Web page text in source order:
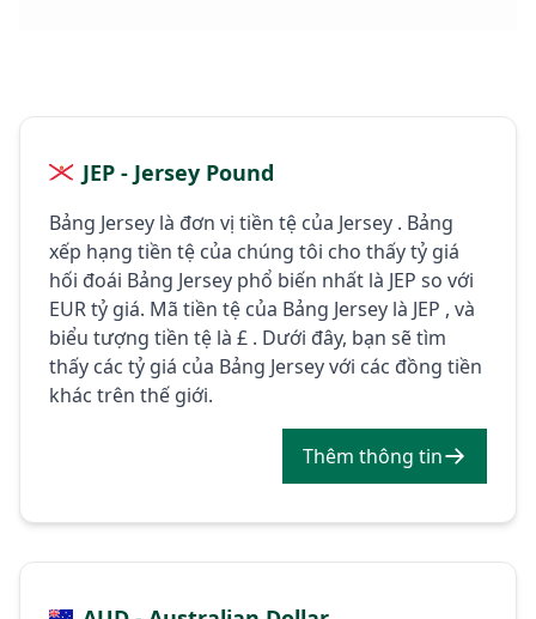
JEP - Jersey Pound
Bảng Jersey là đơn vị tiền tệ của Jersey . Bảng
xếp hạng tiền tệ của chúng tôi cho thấy tỷ giá
hối đoái Bảng Jersey phổ biến nhất là JEP so với
EUR tỷ giá. Mã tiền tệ của Bảng Jersey là JEP , và
biểu tượng tiền tệ là £ . Dưới đây, bạn sẽ tìm
thấy các tỷ giá của Bảng Jersey với các đồng tiền
khác trên thế giới.
Thêm thông tin